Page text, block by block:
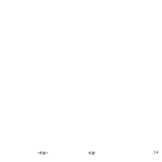
<年龄> 年龄 24